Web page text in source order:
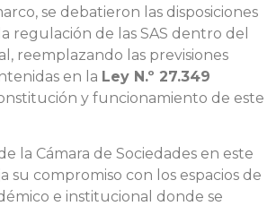
se debatieron las disposiciones
regulación de las SAS dentro del
reemplazando las previsiones
en la Ley N.º 27.349
y funcionamiento de este
la Cámara de Sociedades en este
su compromiso con los espacios de
e institucional donde se